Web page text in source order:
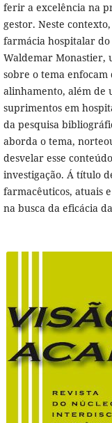
ferir a excelência na
gestor. Neste
farmácia hospitalar
Waldemar Monastier,
sobre o tema
alinhamento, além de
suprimentos em
da pesquisa
aborda o tema,
desvelar esse
investigação. Á título
farmacêuticos, atuais
na busca da eficácia